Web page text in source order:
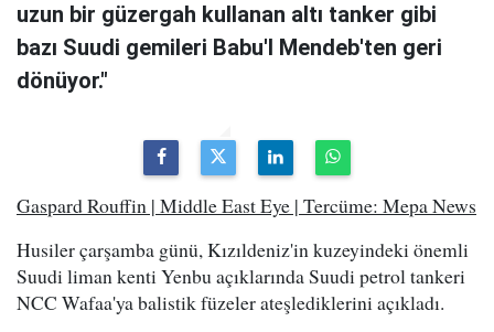
uzun bir güzergah kullanan altı tanker gibi
bazı Suudi gemileri Babu'l Mendeb'ten geri
dönüyor."
Gaspard Rouffin | Middle East Eye | Tercüme: Mepa News
Husiler çarşamba günü, Kızıldeniz'in kuzeyindeki önemli
Suudi liman kenti Yenbu açıklarında Suudi petrol tankeri
NCC Wafaa'ya balistik füzeler ateşlediklerini açıkladı.